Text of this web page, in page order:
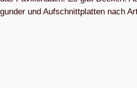
gun­der und Auf­schnitt­plat­ten nach